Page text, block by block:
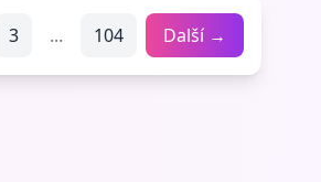
3 ... 104 Další →